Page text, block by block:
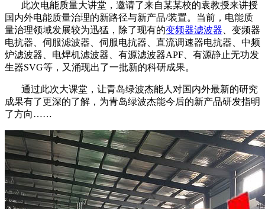
此次电能质量大讲堂，邀请了来自某某校的袁教授来讲授
国内外电能质量治理的新路径与新产品/装置。当前，电能质
量治理领域发展较为迅猛，除了现有的变频器滤波器 、变频器
电抗器、伺服滤波器、伺服电抗器、直流调速器电抗器、中频
炉滤波器、电焊机滤波器、有源滤波器APF、有源静止无功发
生器SVG等，又涌现出了一批新的科研成果。
通过此次大课堂，让青岛绿波杰能人对国内外最新的研究
成果有了更深的了解，为青岛绿波杰能今后的新产品研发指明
了方向……